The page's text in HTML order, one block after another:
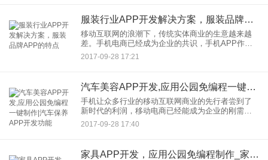
服装行业APP开发解决方案，服装品牌APP的特点
移动互联网的浪潮下，传统实体商业的生意越来越
差。手机电商已经成为企业的共识，手机APP作为
移动互联网的入口，在服装领域的应用屡见不鲜。
现在，服装类的APP不需要开发，在应用公园已经
2017-09-28 17:21
汽车美容APP开发,应用公园免编程一键制作|汽车保养APP开发功能
手机让众多行业的移动互联网商业的先行者尝到了
新时代的利润，移动电商已经能成为企业的刚需。
在汽车美容行业，手机APP同样成为新一代营销的
选择。通过手机APP的预约、地图定位、会员管
2017-09-28 17:40
家具APP开发，应用公园免编程制作_家居购物类APP开发方案